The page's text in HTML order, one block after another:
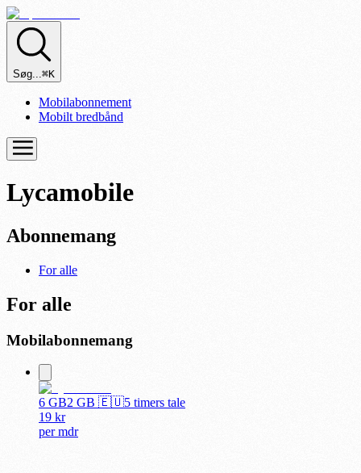
Søg...⌘K
Mobilabonnement
Mobilt bredbånd
Lycamobile
Abonnemang
For alle
For alle
Mobilabonnemang
6 GB2 GB 🇪🇺5 timers tale
19 kr
permdr